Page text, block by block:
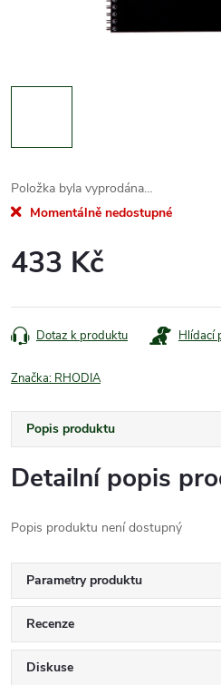
Položka byla vyprodána…
Momentálně nedostupné
433 Kč
cena:
Dotaz k produktu Hlídací
Značka: RHODIA
Popis produktu
Detailní popis
Popis produktu není dostupný
Parametry produktu
Recenze
Diskuse